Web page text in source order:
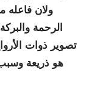
ولان فاعله
الرحمة
تصوير ذوات
هو ذريعة